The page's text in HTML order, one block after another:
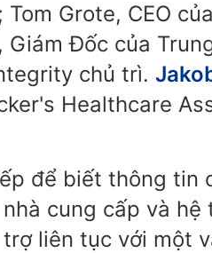
Tom Grote, CEO
Giám Đốc của
chủ trì.
Healthcare
để biết thông tin
cung cấp và
liên tục với một